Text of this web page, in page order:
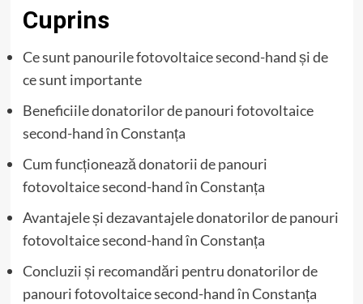
Cuprins
Ce sunt panourile fotovoltaice second-hand și de
ce sunt importante
Beneficiile donatorilor de panouri fotovoltaice
second-hand în Constanța
Cum funcționează donatorii de panouri
fotovoltaice second-hand în Constanța
Avantajele și dezavantajele donatorilor de panouri
fotovoltaice second-hand în Constanța
Concluzii și recomandări pentru donatorilor de
panouri fotovoltaice second-hand în Constanța